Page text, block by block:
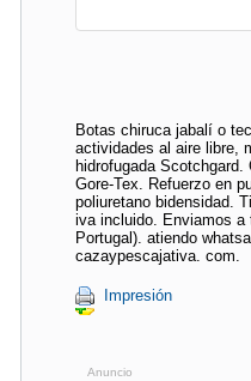
Botas chiruca jabalí o
actividades al aire libre,
hidrofugada Scotchgard.
Gore-Tex. Refuerzo en
poliuretano bidensidad.
iva incluido. Enviamos
Portugal). atiendo
cazaypescajativa. com.
Impresión
Anuncio